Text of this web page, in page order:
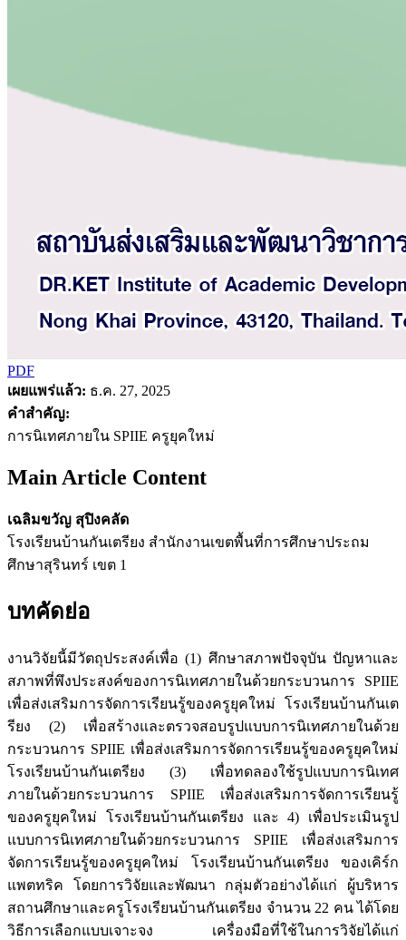
PDF
เผยแพร่แล้ว: ธ.ค. 27, 2025
คำสำคัญ:
การนิเทศภายใน SPIIE ครูยุคใหม่
Main Article Content
เฉลิมขวัญ สุปิงคลัด
โรงเรียนบ้านกันเตรียง สำนักงานเขตพื้นที่การศึกษาประถม
ศึกษาสุรินทร์ เขต 1
บทคัดย่อ
งานวิจัยนี้มีวัตถุประสงค์เพื่อ (1) ศึกษาสภาพปัจจุบัน ปัญหาและ
สภาพที่พึงประสงค์ของการนิเทศภายในด้วยกระบวนการ SPIIE
เพื่อส่งเสริมการจัดการเรียนรู้ของครูยุคใหม่ โรงเรียนบ้านกันเต
รียง (2) เพื่อสร้างและตรวจสอบรูปแบบการนิเทศภายในด้วย
กระบวนการ SPIIE เพื่อส่งเสริมการจัดการเรียนรู้ของครูยุคใหม่
โรงเรียนบ้านกันเตรียง (3) เพื่อทดลองใช้รูปแบบการนิเทศ
ภายในด้วยกระบวนการ SPIIE เพื่อส่งเสริมการจัดการเรียนรู้
ของครูยุคใหม่ โรงเรียนบ้านกันเตรียง และ 4) เพื่อประเมินรูป
แบบการนิเทศภายในด้วยกระบวนการ SPIIE เพื่อส่งเสริมการ
จัดการเรียนรู้ของครูยุคใหม่ โรงเรียนบ้านกันเตรียง ของเคิร์ก
แพตทริค โดยการวิจัยและพัฒนา กลุ่มตัวอย่างได้แก่ ผู้บริหาร
สถานศึกษาและครูโรงเรียนบ้านกันเตรียง จำนวน 22 คน ได้โดย
วิธีการเลือกแบบเจาะจง เครื่องมือที่ใช้ในการวิจัยได้แก่